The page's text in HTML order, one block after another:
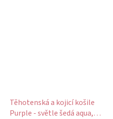
Těhotenská a kojicí košile
Purple - světle šedá aqua,